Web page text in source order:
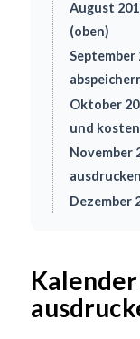
August
(oben)
September
Oktober
und
November
ausdrucken
Dezember
Kalender